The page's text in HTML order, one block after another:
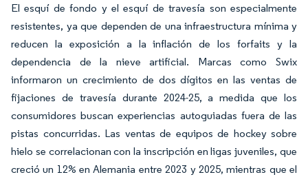
El esquí de fondo y el esquí de travesía son especialmente
resistentes, ya que dependen de una infraestructura mínima y
reducen la exposición a la inflación de los forfaits y la
dependencia de la nieve artificial. Marcas como Swix
informaron un crecimiento de dos dígitos en las ventas de
fijaciones de travesía durante 2024-25, a medida que los
consumidores buscan experiencias autoguiadas fuera de las
pistas concurridas. Las ventas de equipos de hockey sobre
hielo se correlacionan con la inscripción en ligas juveniles, que
creció un 12% en Alemania entre 2023 y 2025, mientras que el